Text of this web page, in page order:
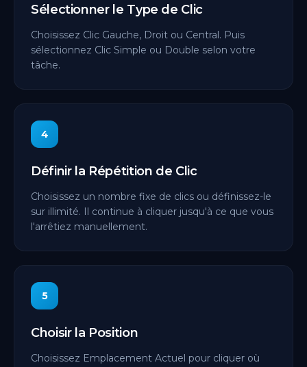
Sélectionner le Type de Clic
Choisissez Clic Gauche, Droit ou Central. Puis
sélectionnez Clic Simple ou Double selon votre
tâche.
4
Définir la Répétition de Clic
Choisissez un nombre fixe de clics ou définissez-le
sur illimité. Il continue à cliquer jusqu'à ce que vous
l'arrêtiez manuellement.
5
Choisir la Position
Choisissez Emplacement Actuel pour cliquer où